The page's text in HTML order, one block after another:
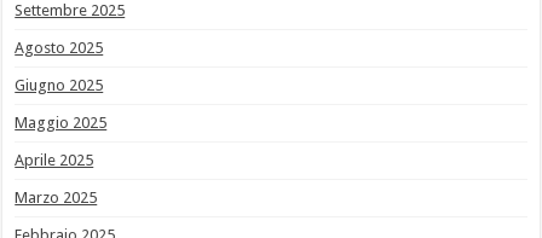
Settembre 2025
Agosto 2025
Giugno 2025
Maggio 2025
Aprile 2025
Marzo 2025